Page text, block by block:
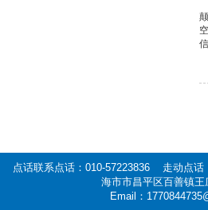
点话联系点话：010-57223836 走动点话
海市市昌平区百善镇王
Email：